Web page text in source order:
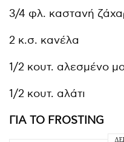
3/4 φλ. καστανή
2 κ.σ. κανέλα
1/2 κουτ. αλεσμένο
1/2 κουτ. αλάτι
ΓΙΑ ΤΟ FROSTING